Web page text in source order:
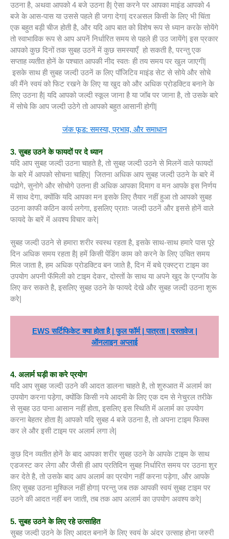
उठना है, अथवा आपको 4 बजे उठना है| ऐसा करने पर आपका माइंड आपको 4
बजे के आस-पास या उससे पहले ही जगा देगा| दरअसल किसी के लिए भी चिंता
एक बहुत बड़ी चीज होती है, और यदि आप बात को विशेष रूप से ध्यान करके सोयेंगे
तो स्वाभाविक रूप से आप अपनें निर्धारित समय से पहले ही उठ जायेंगे| इस प्रकार
आपको कुछ दिनों तक सुबह उठनें में कुछ समस्याएँ हो सकती है, परन्तु एक
सप्ताह व्यतीत होनें के पश्चात आपकी नीद स्वतः ही तय समय पर खुल जाएगी|
इसके साथ ही सुबह जल्दी उठनें क लिए पॉजिटिव माइंड सेट से सोये और सोचे
की मैंने स्वयं को फिट रखने के लिए या खुद को और अधिक प्रोडक्टिव बनाने के
लिए उठना है| यदि आपको जल्दी स्कूल जाना है या जॉब पर जाना है, तो उसके बारे
में सोचे कि आप जल्दी उठेगे तो आपको बहुत आसानी होगी|
जंक फूड: समस्या, प्रभाव, और समाधान
3. सुबह उठने के फायदों पर दे ध्यान
यदि आप सुबह जल्दी उठना चाहते है, तो सुबह जल्दी उठने से मिलनें वाले फायदों
के बारे में आपको सोचना चाहिए| जितना अधिक आप सुबह जल्दी उठने के बारे में
पढोगे, सुनोगे और सोचोगे उतना ही अधिक आपका दिमाग व मन आपके इस निर्णय
में साथ देगा, क्योंकि यदि आपका मन इसके लिए तैयार नहीं हुआ तो आपको सुबह
उठना काफी कठिन कार्य लगेगा, इसलिए प्रातः जल्दी उठनें और इससे होनें वाले
फायदे के बारें में अवश्य विचार करे|
सुबह जल्दी उठने से हमारा शरीर स्वस्थ रहता है, इसके साथ-साथ हमारे पास पूरे
दिन अधिक समय रहता है| हमें किसी पेंडिंग काम को करने के लिए उचित समय
मिल जाता है, हम अधिक प्रोडक्टिव बन जाते है, दिन में बचे एक्स्ट्रा टाइम का
उपयोग अपनी फॅमिली को टाइम देकर, दोस्तों के साथ या अपने खुद के एन्जॉय के
लिए कर सकते है, इसलिए सुबह उठने के फायदे देखे और सुबह जल्दी उठना शुरू
करे|
EWS सर्टिफिकेट क्या होता है | फुल फॉर्म | पात्रता | दस्तावेज |
ऑनलाइन अप्लाई
4. अलार्म घड़ी का करे प्रयोग
यदि आप सुबह जल्दी उठने की आदत डालना चाहते है, तो शुरुआत में अलार्म का
उपयोग करना पड़ेगा, क्योंकि किसी नये आदमी के लिए एक दम से नेचुरल तरीके
से सुबह उठ पाना आसान नहीं होता, इसलिए इस स्थिति में अलार्म का उपयोग
करना बेहतर होता है| आपको यदि सुबह 4 बजे उठना है, तो अपना टाइम फिक्स
कर ले और इसी टाइम पर अलार्म लगा ले|
कुछ दिन व्यतीत होनें के बाद आपका शरीर सुबह उठने के आपके टाइम के साथ
एडजस्ट कर लेगा और जैसी ही आप प्रतिदिन सुबह निर्धारित समय पर उठना शुर
कर देते है, तो उसके बाद आप अलार्म का प्रयोग नहीं करना पड़ेगा, और आपके
लिए सुबह उठना मुश्किल नहीं होगा| परन्तु जब तक आपकी स्वयं सुबह टाइम पर
उठने की आदत नहीं बन जाती, तब तक आप अलार्म का उपयोग अवश्य करे|
5. सुबह उठने के लिए रहे उत्साहित
सुबह जल्दी उठने के लिए आदत बनानें के लिए स्वयं के अंदर उत्साह होना जरुरी